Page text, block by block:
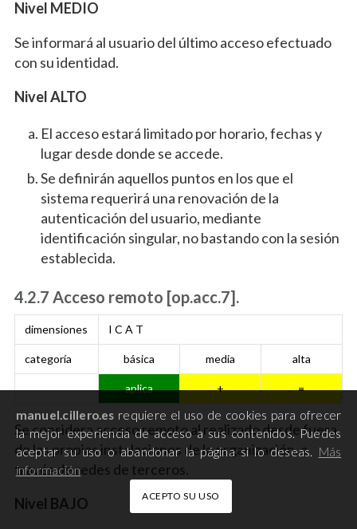
Nivel MEDIO
Se informará al usuario del último acceso efectuado
con su identidad.
Nivel ALTO
El acceso estará limitado por horario, fechas y
lugar desde donde se accede.
Se definirán aquellos puntos en los que el
sistema requerirá una renovación de la
autenticación del usuario, mediante
identificación singular, no bastando con la sesión
establecida.
4.2.7 Acceso remoto [op.acc.7].
dimensiones I C A T
categoría básica media alta
aplica + =
Se considera acceso remoto al realizado desde fuera
de las propias instalaciones de la organización, a
través de redes de terceros.
Nivel BAJO
manuel.cillero.es requiere el uso de cookies para ofrecer
la mejor experiencia de acceso a sus contenidos. Puedes
aceptar su uso o abandonar la página si lo deseas. Más
información
ACEPTO SU USO